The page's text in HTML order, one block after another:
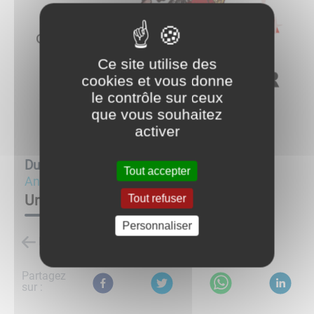
Du 07/02/26 à 20:30 au07/02/26 à 23:00
Animation
Une soirée de rire !
Partagez
sur :
Ce site utilise des
cookies et vous donne
le contrôle sur ceux
que vous souhaitez
activer
Tout accepter
Tout refuser
Personnaliser